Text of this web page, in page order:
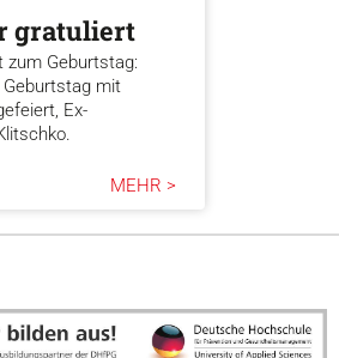
gratuliert
zum Geburtstag:
mit
Ex-
MEHR >